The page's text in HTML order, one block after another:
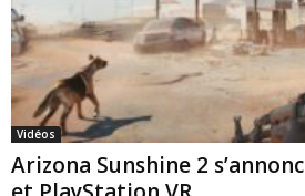
Vidéos
Arizona Sunshine 2